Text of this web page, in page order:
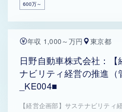
600万～
年収 1,000～万円 東京都
日野自動車株式会社：
ナビリティ経営の推進（
_KE004■
【経営企画部】サステナビリティ